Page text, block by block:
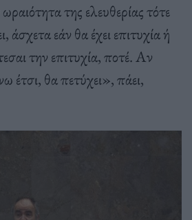
της ελευθερίας τότε
άσχετα εάν θα έχει επιτυχία ή
την επιτυχία, ποτέ. Αν
έτσι, θα πετύχει», πάει,